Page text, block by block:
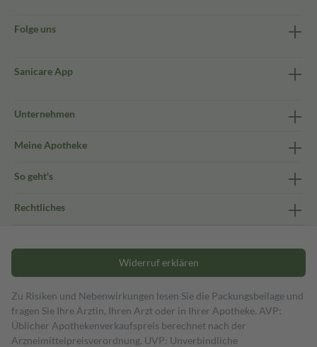
Folge uns
Sanicare App
Unternehmen
Meine Apotheke
So geht's
Rechtliches
Widerruf erklären
Zu Risiken und Nebenwirkungen lesen Sie die Packungsbeilage und
fragen Sie Ihre Ärztin, Ihren Arzt oder in Ihrer Apotheke. AVP:
Üblicher Apothekenverkaufspreis berechnet nach der
Arzneimittelpreisverordnung. UVP: Unverbindliche